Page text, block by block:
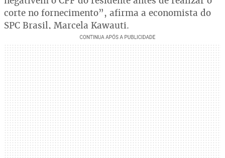
corte no fornecimento”, afirma a economista do
SPC Brasil, Marcela Kawauti.